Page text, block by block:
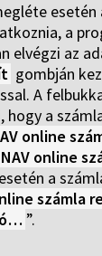
esetén
a
elvégzi az
gombján
A
hogy a
online
NAV online
a
számla
”.